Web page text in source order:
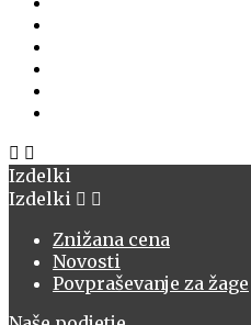
 
Izdelki
Izdelki  
Znižana cena
Novosti
Povpraševanje za žage